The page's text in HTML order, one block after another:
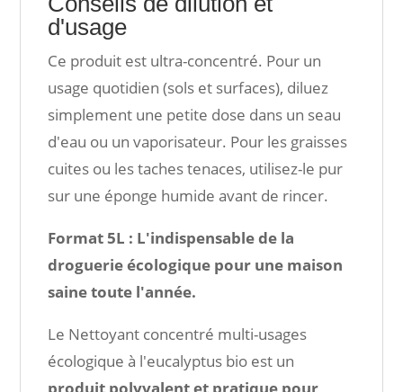
d'usage
Ce produit est ultra-concentré. Pour un
usage quotidien (sols et surfaces), diluez
simplement une petite dose dans un seau
d'eau ou un vaporisateur. Pour les graisses
cuites ou les taches tenaces, utilisez-le pur
sur une éponge humide avant de rincer.
Format 5L : L'indispensable de la
droguerie écologique pour une maison
saine toute l'année.
Le Nettoyant concentré multi-usages
écologique à l'eucalyptus bio est un